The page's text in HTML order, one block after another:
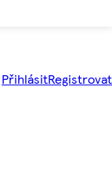
PřihlásitRegistrovat